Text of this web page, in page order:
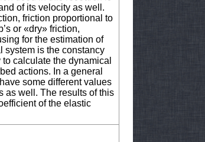
of its velocity as well.
friction proportional to
or «dry» friction,
for the estimation of
system is the constancy
calculate the dynamical
actions. In a general
some different values
as well. The results of this
of the elastic